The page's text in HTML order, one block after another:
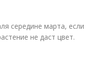
середине марта, если
не даст цвет.